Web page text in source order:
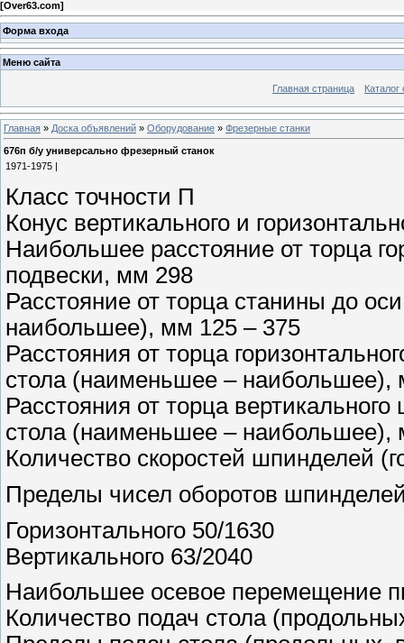
[Over63.com]
Форма входа
Меню сайта
Главная страница Каталог
Главная » Доска объявлений » Оборудование » Фрезерные станки
676п б/у универсально фрезерный станок
1971-1975 |
Класс точности П
Конус вертикального и
Наибольшее расстояние от торца
подвески, мм 298
Расстояние от торца станины до
наибольшее), мм 125 – 375
Расстояния от торца
стола (наименьшее – наибольшее),
Расстояния от торца
стола (наименьшее – наибольшее),
Количество скоростей шпинделей
Пределы чисел оборотов
Горизонтального 50/1630
Вертикального 63/2040
Наибольшее осевое перемещение
Количество подач стола